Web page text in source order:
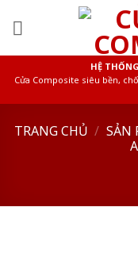
HỆ
Cửa Composite siêu bền,
TRANG CHỦ / SẢN